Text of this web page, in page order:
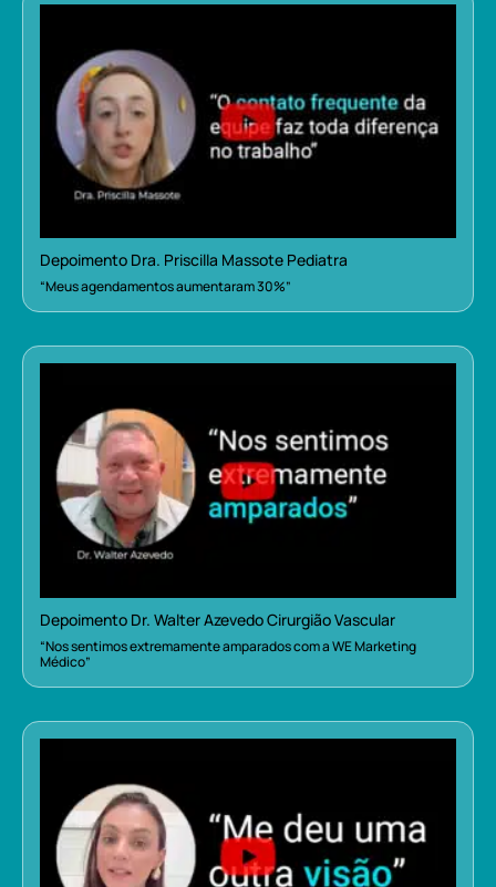
Depoimento Dra. Priscilla Massote Pediatra
“Meus agendamentos aumentaram 30%”
Depoimento Dr. Walter Azevedo Cirurgião Vascular
“Nos sentimos extremamente amparados com a WE Marketing
Médico”